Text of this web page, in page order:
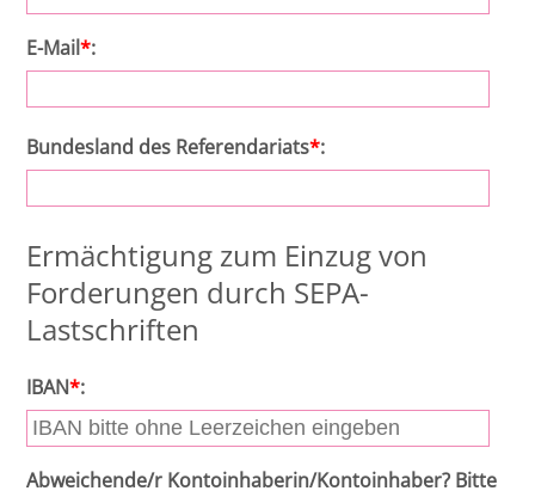
E-Mail*:
Bundesland des Referendariats*:
Ermächtigung zum Einzug von
Forderungen durch SEPA-
Lastschriften
IBAN*:
Abweichende/r Kontoinhaberin/Kontoinhaber? Bitte
Seminar
Seminar
Intensivkurs VwGO - 2027 II - Online
Seminar
II - Online Seminar
Intensivkurs ZPO I und II - 2027 II - Online
Seminar